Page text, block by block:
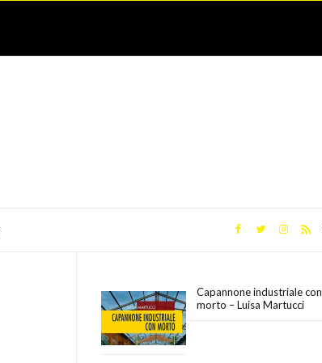
Capannone industriale con
morto – Luisa Martucci